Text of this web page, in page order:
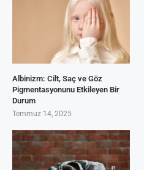
Albinizm: Cilt, Saç ve Göz
Pigmentasyonunu Etkileyen Bir
Durum
Temmuz 14, 2025